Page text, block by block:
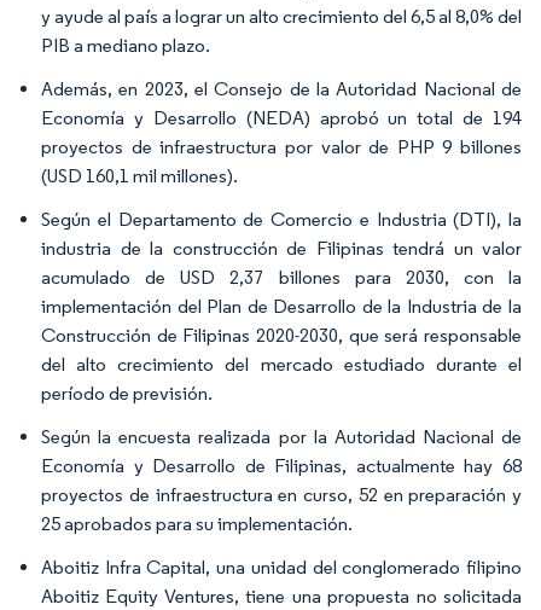
y ayude al país a lograr un alto crecimiento del 6,5 al 8,0% del
PIB a mediano plazo.
Además, en 2023, el Consejo de la Autoridad Nacional de
Economía y Desarrollo (NEDA) aprobó un total de 194
proyectos de infraestructura por valor de PHP 9 billones
(USD 160,1 mil millones).
Según el Departamento de Comercio e Industria (DTI), la
industria de la construcción de Filipinas tendrá un valor
acumulado de USD 2,37 billones para 2030, con la
implementación del Plan de Desarrollo de la Industria de la
Construcción de Filipinas 2020-2030, que será responsable
del alto crecimiento del mercado estudiado durante el
período de previsión.
Según la encuesta realizada por la Autoridad Nacional de
Economía y Desarrollo de Filipinas, actualmente hay 68
proyectos de infraestructura en curso, 52 en preparación y
25 aprobados para su implementación.
Aboitiz Infra Capital, una unidad del conglomerado filipino
Aboitiz Equity Ventures, tiene una propuesta no solicitada